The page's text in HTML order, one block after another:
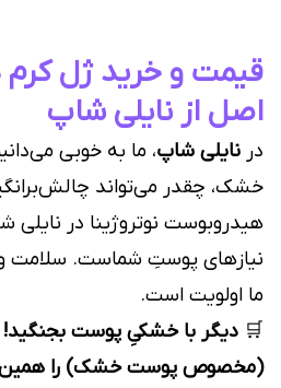
قیمت و خرید ژل
اصل از نایلی شاپ
در نایلی شاپ، ما به خوبی
خشک، چقدر می‌تواند
هیدروبوست نوتروژینا در
نیازهای پوستِ شماست. سلامت
ما اولویت است.
🛒 دیگر با خشکیِ پوست
(مخصوص پوست خشک) را همین